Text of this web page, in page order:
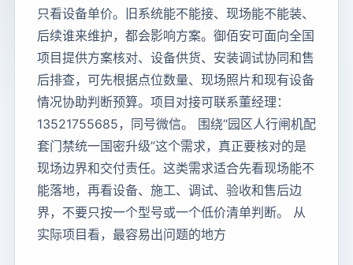
只看设备单价。旧系统能不能接、现场能不能装、
后续谁来维护，都会影响方案。御佰安可面向全国
项目提供方案核对、设备供货、安装调试协同和售
后排查，可先根据点位数量、现场照片和现有设备
情况协助判断预算。项目对接可联系董经理：
13521755685，同号微信。 围绕“园区人行闸机配
套门禁统一国密升级”这个需求，真正要核对的是
现场边界和交付责任。这类需求适合先看现场能不
能落地，再看设备、施工、调试、验收和售后边
界，不要只按一个型号或一个低价清单判断。 从
实际项目看，最容易出问题的地方